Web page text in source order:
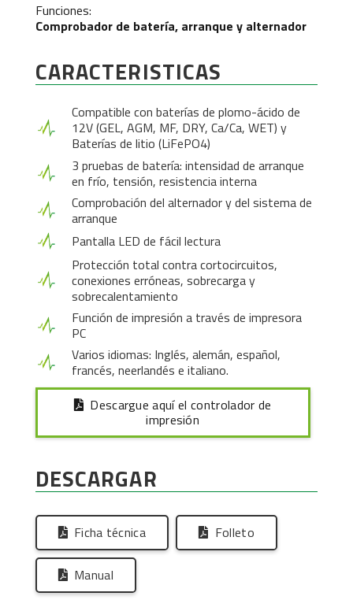
Funciones:
Comprobador de batería, arranque y alternador
CARACTERISTICAS
Compatible con baterías de plomo-ácido de
12V (GEL, AGM, MF, DRY, Ca/Ca, WET) y
Baterías de litio (LiFePO4)
3 pruebas de batería: intensidad de arranque
en frío, tensión, resistencia interna
Comprobación del alternador y del sistema de
arranque
Pantalla LED de fácil lectura
Protección total contra cortocircuitos,
conexiones erróneas, sobrecarga y
sobrecalentamiento
Función de impresión a través de impresora
PC
Varios idiomas: Inglés, alemán, español,
francés, neerlandés e italiano.
Descargue aquí el controlador de
impresión
DESCARGAR
Ficha técnica Folleto
Manual